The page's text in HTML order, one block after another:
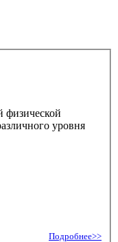
физической
уровня
Подробнее>>